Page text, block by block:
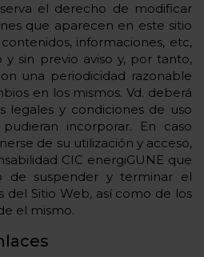
el derecho de modificar
que aparecen en este sitio
informaciones, etc,
sin previo aviso y, por tanto,
una periodicidad razonable
en los mismos. Vd. deberá
legales y condiciones de uso
incorporar. En caso
de su utilización y acceso,
CIC energiGUNE que
de suspender y terminar el
del Sitio Web, así como de los
el mismo.